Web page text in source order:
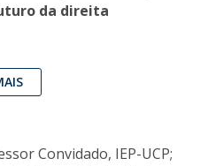
da direita
Convidado, IEP-UCP;